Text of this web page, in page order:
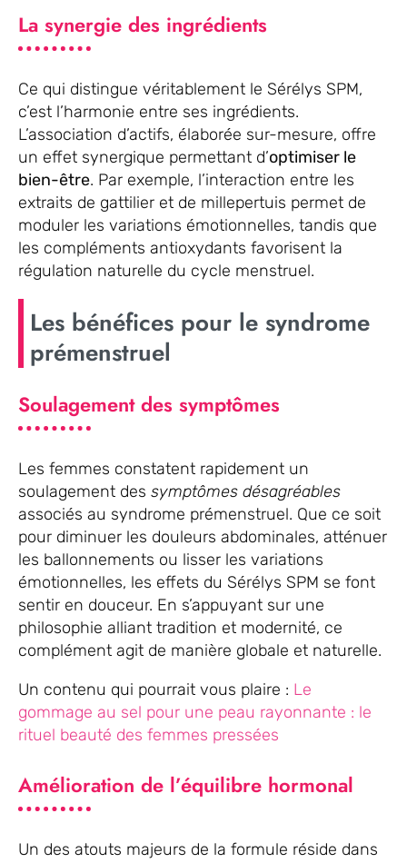
La synergie des ingrédients
Ce qui distingue véritablement le Sérélys SPM,
c’est l’harmonie entre ses ingrédients.
L’association d’actifs, élaborée sur-mesure, offre
un effet synergique permettant d’optimiser le
bien-être. Par exemple, l’interaction entre les
extraits de gattilier et de millepertuis permet de
moduler les variations émotionnelles, tandis que
les compléments antioxydants favorisent la
régulation naturelle du cycle menstruel.
Les bénéfices pour le syndrome
prémenstruel
Soulagement des symptômes
Les femmes constatent rapidement un
soulagement des symptômes désagréables
associés au syndrome prémenstruel. Que ce soit
pour diminuer les douleurs abdominales, atténuer
les ballonnements ou lisser les variations
émotionnelles, les effets du Sérélys SPM se font
sentir en douceur. En s’appuyant sur une
philosophie alliant tradition et modernité, ce
complément agit de manière globale et naturelle.
Un contenu qui pourrait vous plaire : Le
gommage au sel pour une peau rayonnante : le
rituel beauté des femmes pressées
Amélioration de l’équilibre hormonal
Un des atouts majeurs de la formule réside dans